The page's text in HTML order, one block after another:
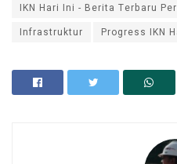
IKN Hari Ini - Berita Terbaru
Infrastruktur
Progress IKN